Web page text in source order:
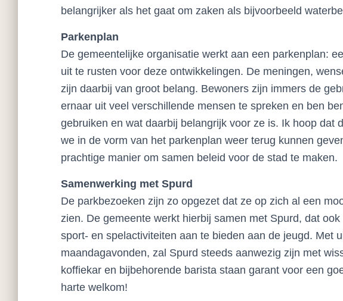
belangrijker als het gaat om zaken als bijvoorbeeld
Parkenplan
De gemeentelijke organisatie werkt aan een parkenplan:
uit te rusten voor deze ontwikkelingen. De meningen,
zijn daarbij van groot belang. Bewoners zijn immers de
ernaar uit veel verschillende mensen te spreken en ben
gebruiken en wat daarbij belangrijk voor ze is. Ik hoop dat
we in de vorm van het parkenplan weer terug kunnen
prachtige manier om samen beleid voor de stad te maken.
Samenwerking met Spurd
De parkbezoeken zijn zo opgezet dat ze op zich al een
zien. De gemeente werkt hierbij samen met Spurd, dat
sport- en spelactiviteiten aan te bieden aan de jeugd. Met
maandagavonden, zal Spurd steeds aanwezig zijn met
koffiekar en bijbehorende barista staan garant voor een
harte welkom!